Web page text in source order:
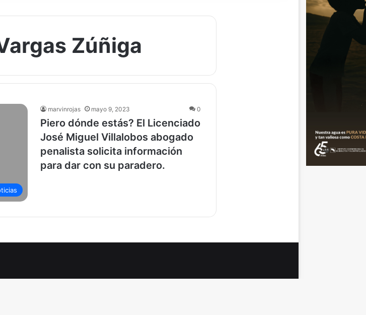
Zúñiga
marvinrojas mayo 9, 2023 0
Piero dónde estás? El Licenciado
José Miguel Villalobos abogado
penalista solicita información
para dar con su paradero.